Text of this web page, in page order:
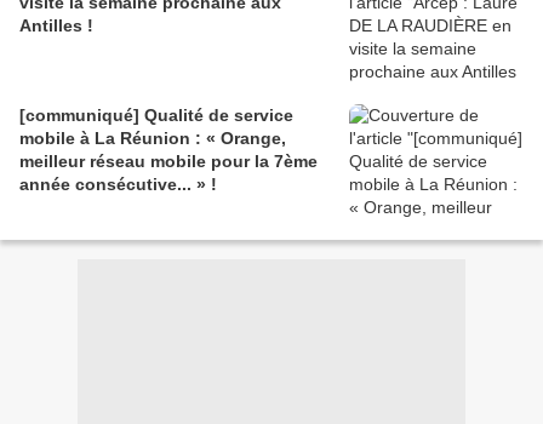
Antilles !
[communiqué] Qualité de service
mobile à La Réunion : « Orange,
meilleur réseau mobile pour la 7ème
année consécutive... » !